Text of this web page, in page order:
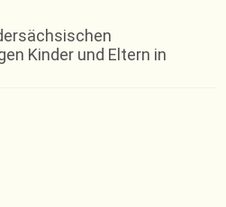
Kinder und Eltern in